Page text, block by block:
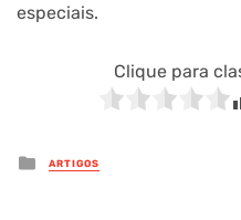
especiais.
Clique para
Posted
in
ARTIGOS